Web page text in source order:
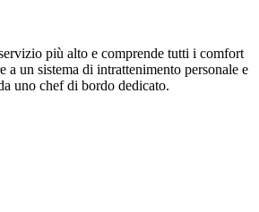
più alto e comprende tutti i comfort
a un sistema di intrattenimento personale e
uno chef di bordo dedicato.